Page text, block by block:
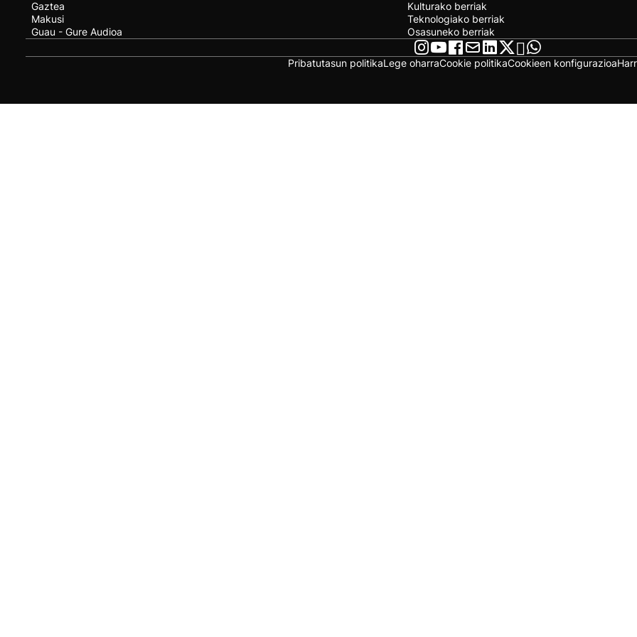
Gaztea
Makusi
Guau - Gure Audioa
Kulturako berriak
Teknologiako berriak
Osasuneko berriak
Pribatutasun politikaLege oharraCookie politikaCookieen konfigurazioa